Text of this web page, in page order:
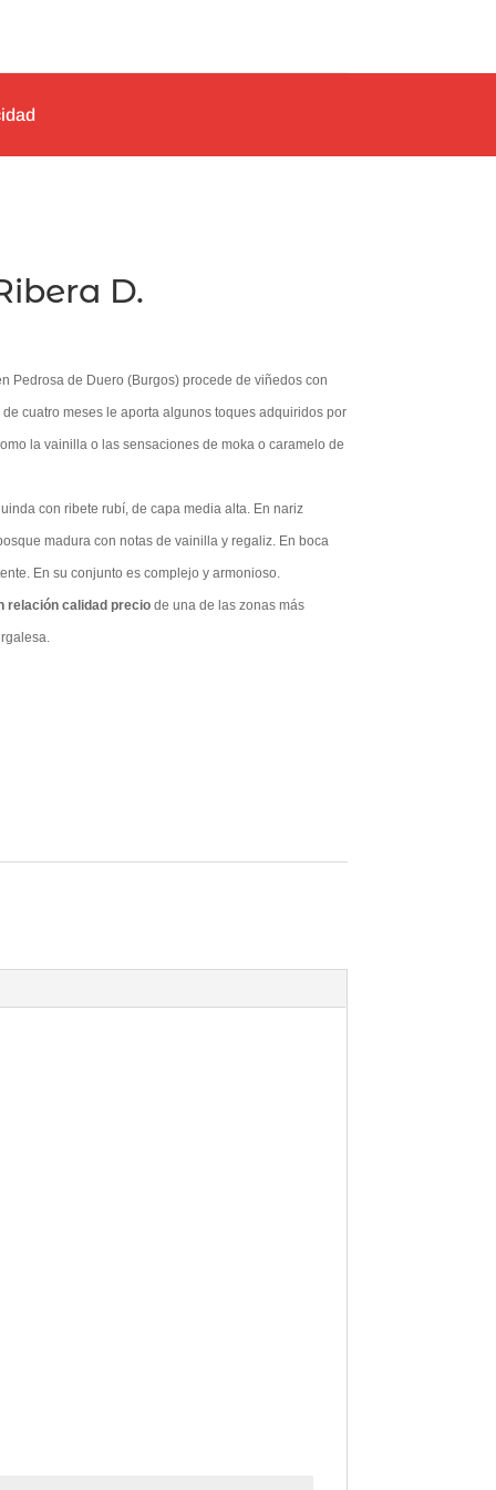
D.
Pedrosa de Duero (Burgos) procede de viñedos con
cuatro meses le aporta algunos toques adquiridos por
la vainilla o las sensaciones de moka o caramelo de
con ribete rubí, de capa media alta. En nariz
madura con notas de vainilla y regaliz. En boca
En su conjunto es complejo y armonioso.
relación calidad preciode una de las zonas más